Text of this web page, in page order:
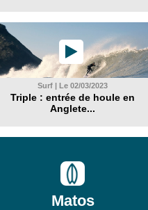
Surf | Le 02/03/2023
Triple : entrée de houle en
Anglete...
Matos